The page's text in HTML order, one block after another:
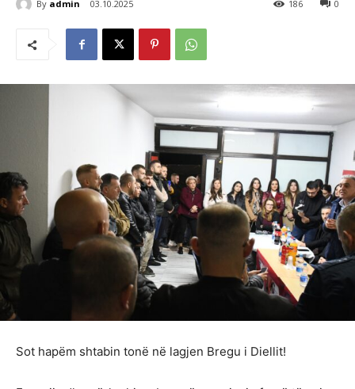
By admin 03.10.2025 0
186
Sot hapëm shtabin tonë në lagjen Bregu i Diellit!